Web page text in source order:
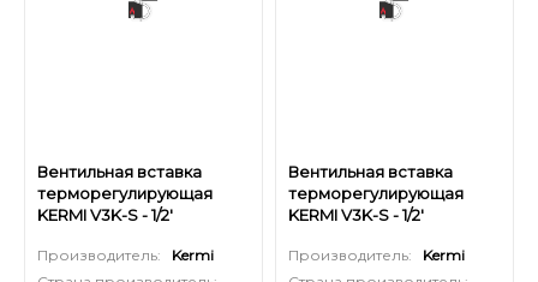
Вентильная вставка
терморегулирующая
KERMI V3K-S - 1/2'
4шт)
Производитель:
Kermi
Вентильная вставка
терморегулирующая
KERMI V3K-S - 1/2'
5шт)
Производитель:
Kermi